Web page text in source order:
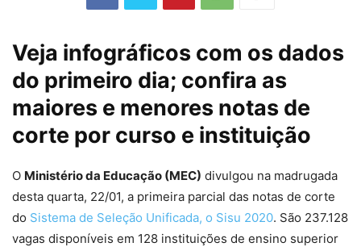
Veja infográficos com os dados
do primeiro dia; confira as
maiores e menores notas de
corte por curso e instituição
O Ministério da Educação (MEC) divulgou na madrugada
desta quarta, 22/01, a primeira parcial das notas de corte
do Sistema de Seleção Unificada, o Sisu 2020. São 237.128
vagas disponíveis em 128 instituições de ensino superior